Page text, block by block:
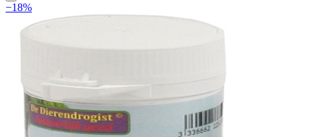
−18%